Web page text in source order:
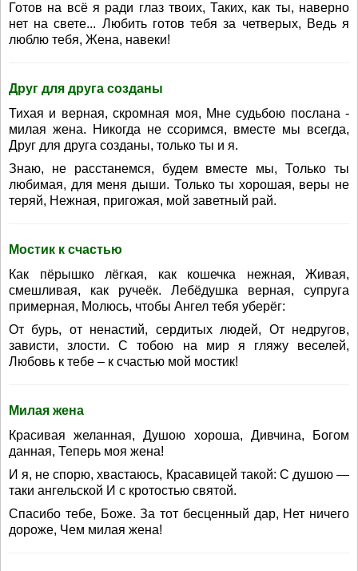
Готов на всё я ради глаз твоих, Таких, как ты, наверно
нет на свете... Любить готов тебя за четверых, Ведь я
люблю тебя, Жена, навеки!
Друг для друга созданы
Тихая и верная, скромная моя, Мне судьбою послана -
милая жена. Никогда не ссоримся, вместе мы всегда,
Друг для друга созданы, только ты и я.
Знаю, не расстанемся, будем вместе мы, Только ты
любимая, для меня дыши. Только ты хорошая, веры не
теряй, Нежная, пригожая, мой заветный рай.
Мостик к счастью
Как пёрышко лёгкая, как кошечка нежная, Живая,
смешливая, как ручеёк. Лебёдушка верная, супруга
примерная, Молюсь, чтобы Ангел тебя уберёг:
От бурь, от ненастий, сердитых людей, От недругов,
зависти, злости. С тобою на мир я гляжу веселей,
Любовь к тебе – к счастью мой мостик!
Милая жена
Красивая желанная, Душою хороша, Дивчина, Богом
данная, Теперь моя жена!
И я, не спорю, хвастаюсь, Красавицей такой: С душою —
таки ангельской И с кротостью святой.
Спасибо тебе, Боже. За тот бесценный дар, Нет ничего
дороже, Чем милая жена!